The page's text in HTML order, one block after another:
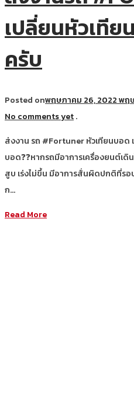
เปลี่ยนหัวเทีย
ครับ
Posted onพฤษภาคม 26, 2022พฤ
No comments yet.
ส่งงาน รถ #Fortuner หัวเทียนบอด เ
บอด❓❓หากรถมีอาการเครื่องยนต์เ
สูบ เร่งไม่ขึ้น มีอาการสั่นผิดปกติที่รอ
ก…
Read More